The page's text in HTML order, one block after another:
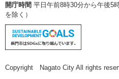
開庁時間 平日午前8時30分から午後5
を除く）
Copyright Nagato City All rights